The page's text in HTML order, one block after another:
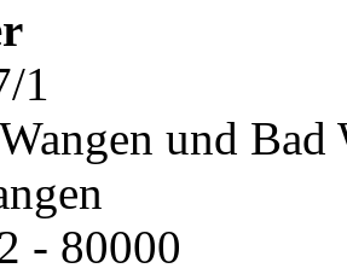
1
und Bad
- 80000